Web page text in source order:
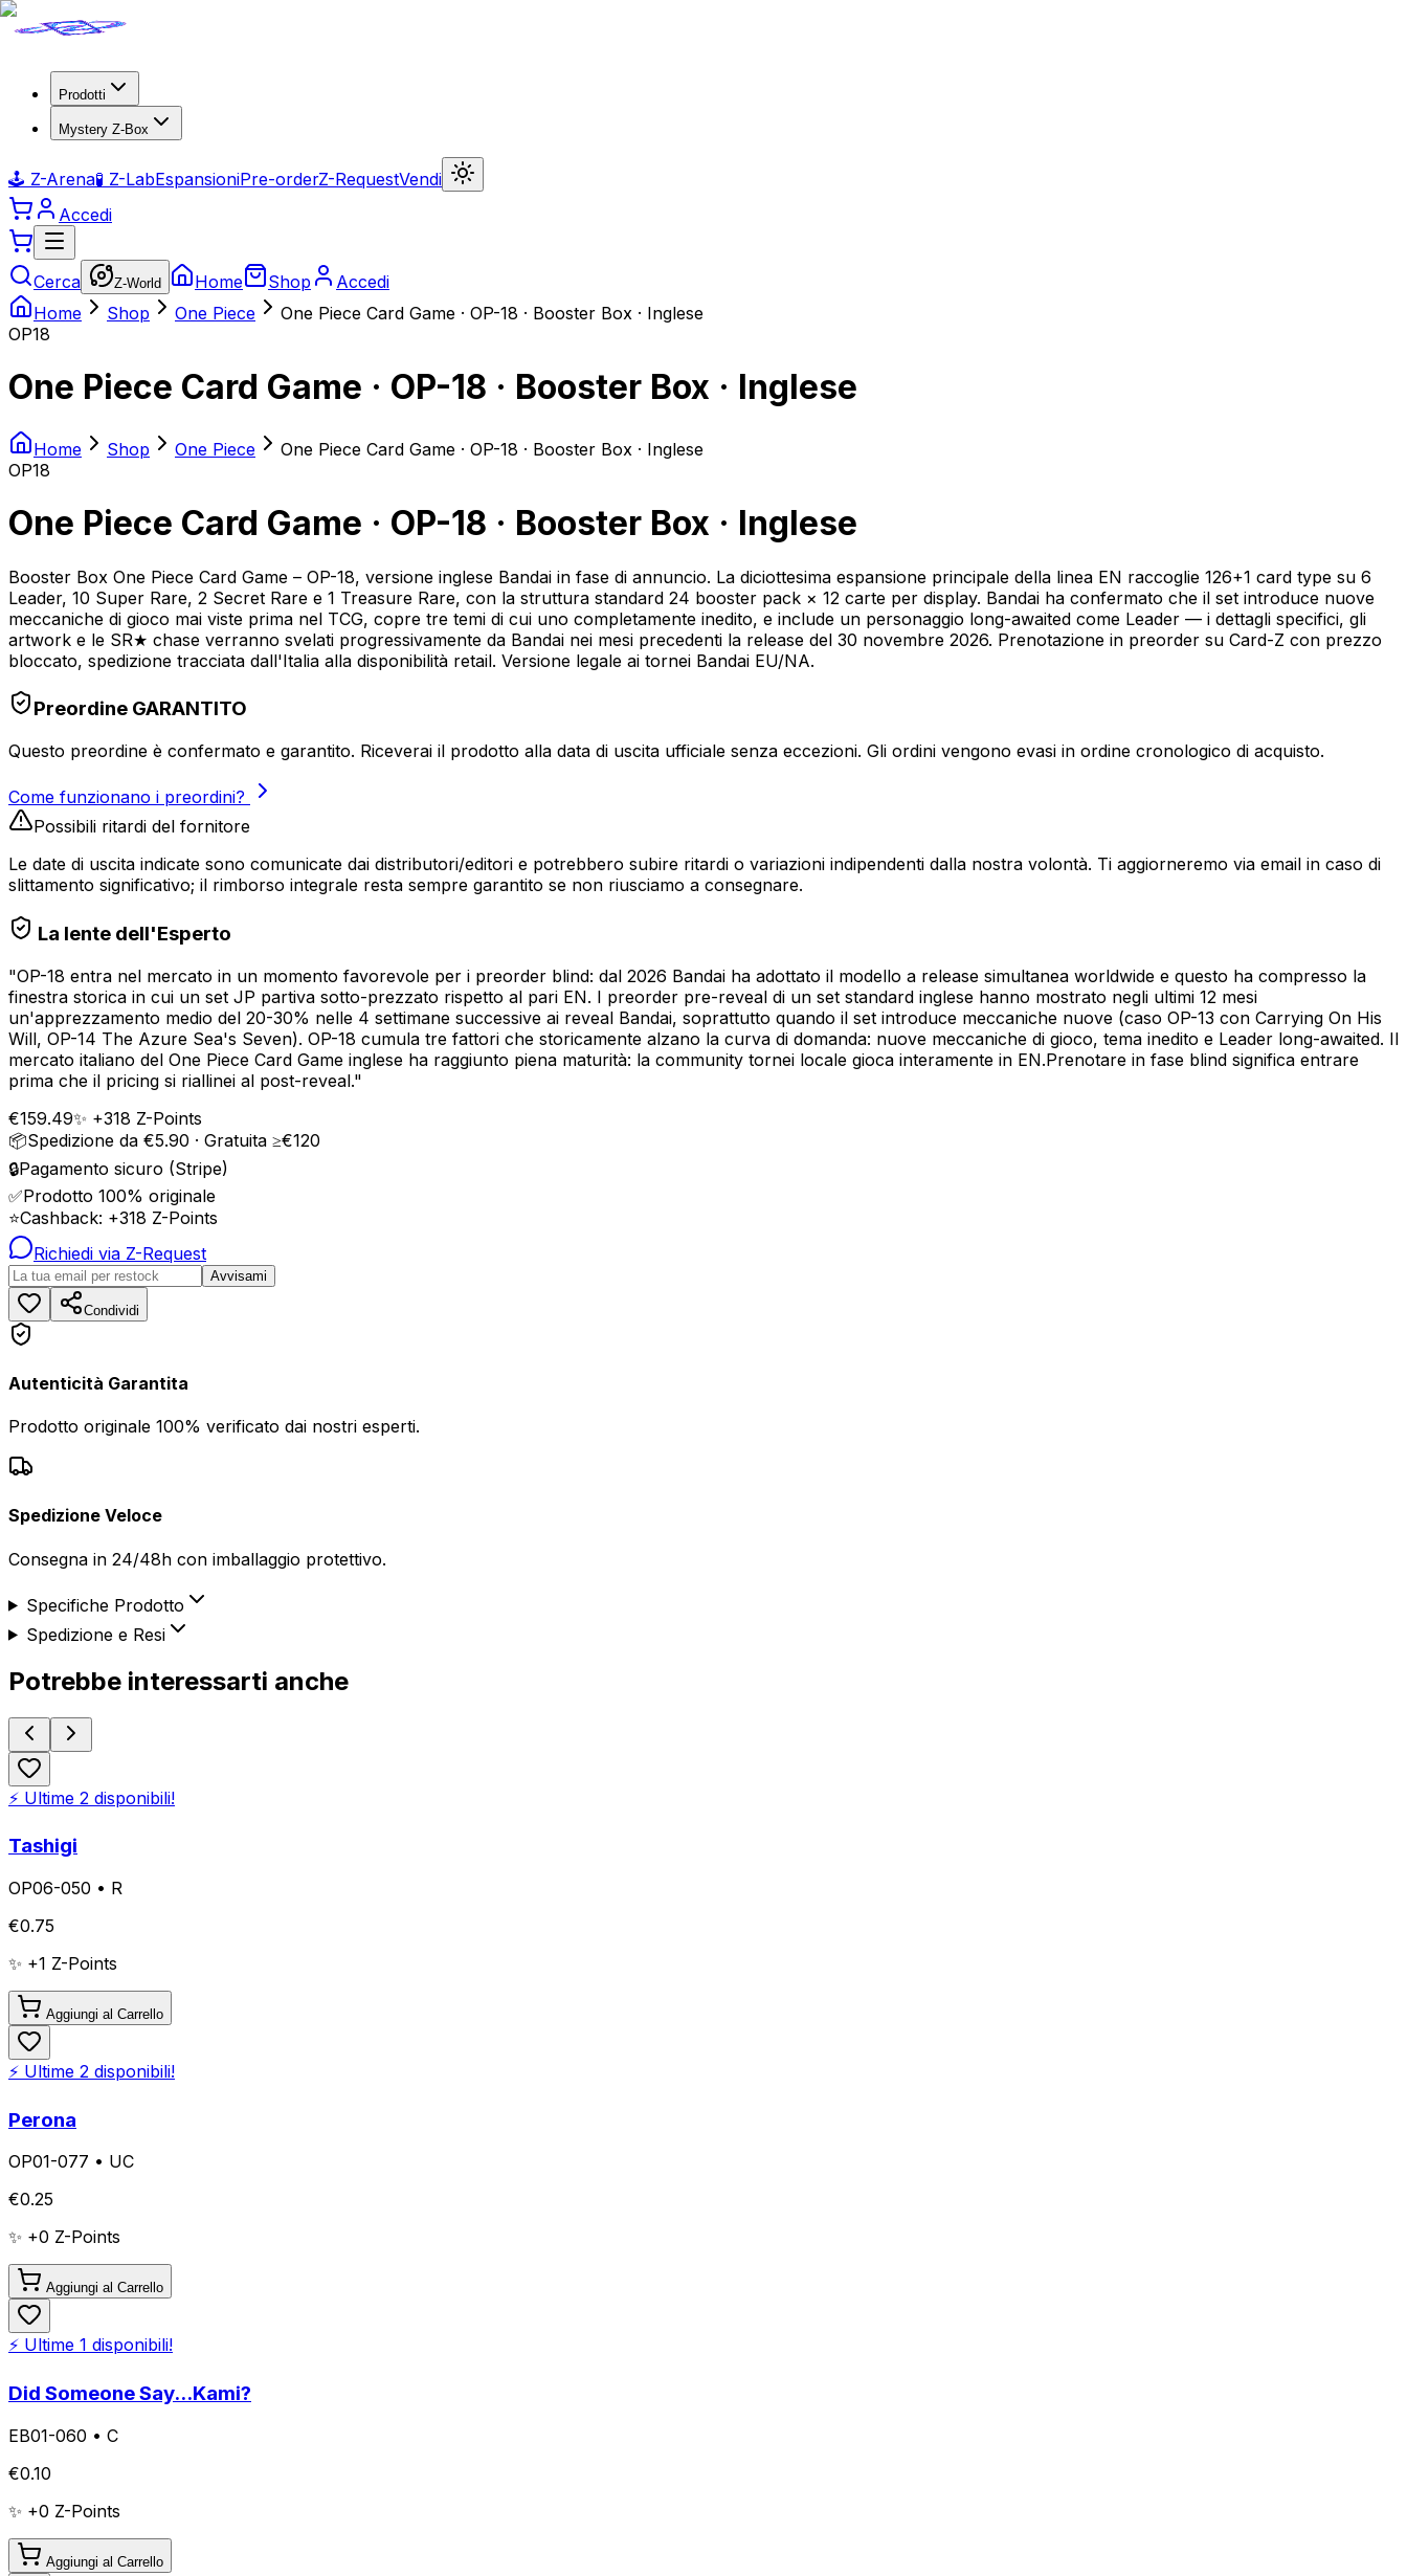
Prodotti
Mystery Z-Box
🕹️ Z-Arena🧪 Z-LabEspansioniPre-orderZ-RequestVendi
Accedi
Cerca Z-World Home Shop
Accedi
Home
Shop One Piece
One Piece Card Game · OP-18 · Booster Box · Inglese
OP18
One Piece Card Game · OP-18 · Booster Box · Inglese
Home Shop One Piece
One Piece Card Game · OP-18 · Booster Box · Inglese
OP18
One Piece Card Game · OP-18 · Booster Box · Inglese
Booster Box One Piece Card Game – OP-18, versione inglese Bandai in fase di annuncio. La diciottesima espansione principale della linea EN raccoglie 126+1 card type su 6
Leader, 10 Super Rare, 2 Secret Rare e 1 Treasure Rare, con la struttura standard 24 booster pack × 12 carte per display. Bandai ha confermato che il set introduce nuove
meccaniche di gioco mai viste prima nel TCG, copre tre temi di cui uno completamente inedito, e include un personaggio long-awaited come Leader — i dettagli specifici, gli
artwork e le SR★ chase verranno svelati progressivamente da Bandai nei mesi precedenti la release del 30 novembre 2026. Prenotazione in preorder su Card-Z con prezzo
bloccato, spedizione tracciata dall'Italia alla disponibilità retail. Versione legale ai tornei Bandai EU/NA.
Preordine GARANTITO
Questo preordine è confermato e garantito. Riceverai il prodotto alla data di uscita ufficiale senza eccezioni. Gli ordini vengono evasi in ordine cronologico di acquisto.
Come funzionano i preordini?
Possibili ritardi del fornitore
Le date di uscita indicate sono comunicate dai distributori/editori e potrebbero subire ritardi o variazioni indipendenti dalla nostra volontà. Ti aggiorneremo via email in caso di
slittamento significativo; il rimborso integrale resta sempre garantito se non riusciamo a consegnare.
La lente dell'Esperto
"OP-18 entra nel mercato in un momento favorevole per i preorder blind: dal 2026 Bandai ha adottato il modello a release simultanea worldwide e questo ha compresso la
finestra storica in cui un set JP partiva sotto-prezzato rispetto al pari EN. I preorder pre-reveal di un set standard inglese hanno mostrato negli ultimi 12 mesi
un'apprezzamento medio del 20-30% nelle 4 settimane successive ai reveal Bandai, soprattutto quando il set introduce meccaniche nuove (caso OP-13 con Carrying On His
Will, OP-14 The Azure Sea's Seven). OP-18 cumula tre fattori che storicamente alzano la curva di domanda: nuove meccaniche di gioco, tema inedito e Leader long-awaited. Il
mercato italiano del One Piece Card Game inglese ha raggiunto piena maturità: la community tornei locale gioca interamente in EN.Prenotare in fase blind significa entrare
prima che il pricing si riallinei al post-reveal."
€159.49✨ +318 Z-Points
📦Spedizione da €5.90 · Gratuita ≥€120
🔒Pagamento sicuro (Stripe)
✅Prodotto 100% originale
⭐Cashback: +318 Z-Points
Richiedi via Z-Request
Avvisami
Condividi
Autenticità Garantita
Prodotto originale 100% verificato dai nostri esperti.
Spedizione Veloce
Consegna in 24/48h con imballaggio protettivo.
Specifiche Prodotto
Spedizione e Resi
Potrebbe interessarti anche
⚡ Ultime 2 disponibili!
Tashigi
OP06-050 • R
€0.75
✨ +1 Z-Points
Aggiungi al Carrello
⚡ Ultime 2 disponibili!
Perona
OP01-077 • UC
€0.25
✨ +0 Z-Points
Aggiungi al Carrello
⚡ Ultime 1 disponibili!
Did Someone Say...Kami?
EB01-060 • C
€0.10
✨ +0 Z-Points
Aggiungi al Carrello